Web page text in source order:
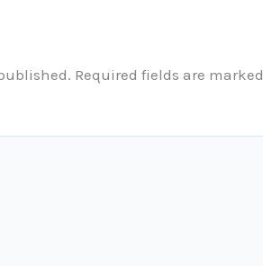
Required fields are marked